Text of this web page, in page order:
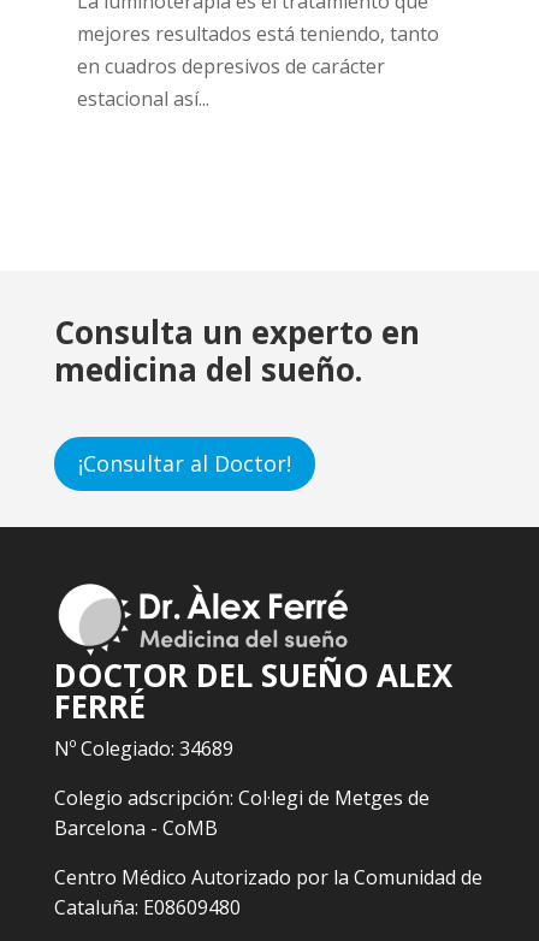
mejores resultados está teniendo, tanto
en cuadros depresivos de carácter
estacional así...
Consulta un experto en
medicina del sueño.
¡Consultar al Doctor!
DOCTOR DEL SUEÑO ALEX
FERRÉ
Nº Colegiado: 34689
Colegio adscripción: Col·legi de Metges de
Barcelona - CoMB
Centro Médico Autorizado por la Comunidad de
Cataluña: E08609480